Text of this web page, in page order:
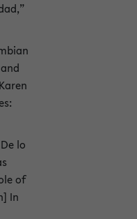
lo
of
In